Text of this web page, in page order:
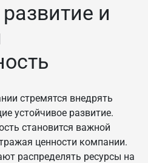
и
стремятся внедрять
устойчивое развитие.
становится важной
ценности компании.
распределять ресурсы на